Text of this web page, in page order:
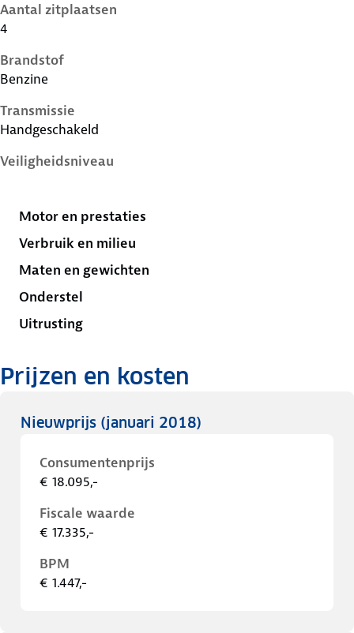
Aantal zitplaatsen
4
Brandstof
Benzine
Transmissie
Handgeschakeld
Veiligheidsniveau
Motor en prestaties
Verbruik en milieu
Maten en gewichten
Onderstel
Uitrusting
Prijzen en kosten
Nieuwprijs (januari 2018)
Consumentenprijs
€ 18.095,-
Fiscale waarde
€ 17.335,-
BPM
€ 1.447,-